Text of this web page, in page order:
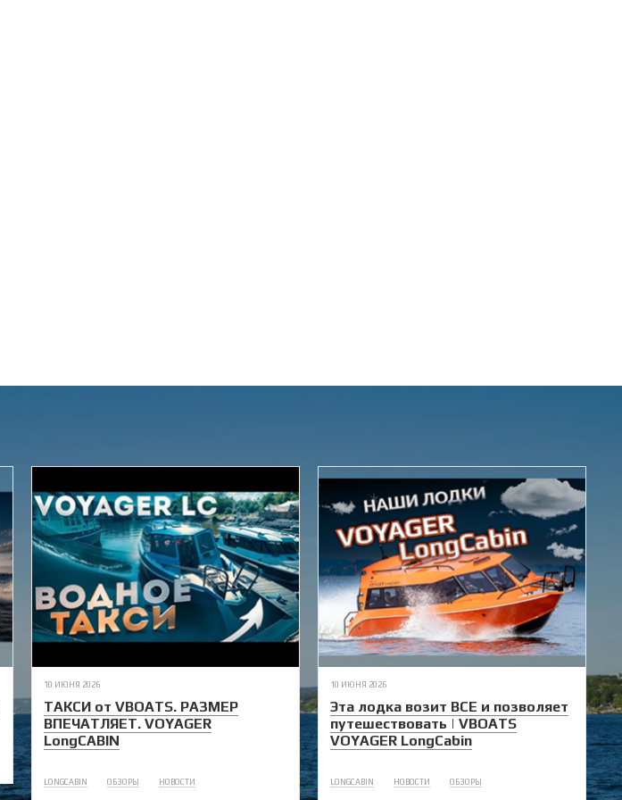
10 ИЮНЯ 2026
ТАКСИ от VBOATS. РАЗМЕР
ВПЕЧАТЛЯЕТ. VOYAGER
LongCABIN
LONGCABIN ОБЗОРЫ НОВОСТИ
10 ИЮНЯ 2026
Эта лодка возит ВСЕ и позволяет
путешествовать | VBOATS
VOYAGER LongCabin
LONGCABIN НОВОСТИ ОБЗОРЫ